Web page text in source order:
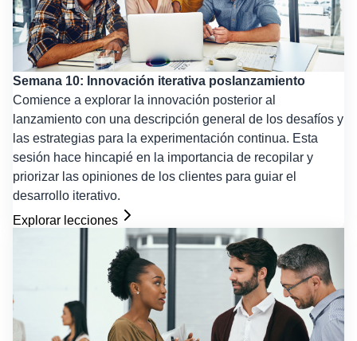
Semana 10: Innovación iterativa poslanzamiento
Comience a explorar la innovación posterior al
lanzamiento con una descripción general de los desafíos y
las estrategias para la experimentación continua. Esta
sesión hace hincapié en la importancia de recopilar y
priorizar las opiniones de los clientes para guiar el
desarrollo iterativo.
Explorar lecciones